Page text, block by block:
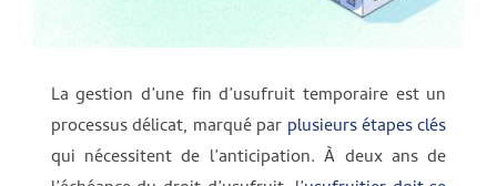
La gestion d’une fin d’usufruit temporaire est un
processus délicat, marqué par plusieurs étapes clés
qui nécessitent de l’anticipation. À deux ans de